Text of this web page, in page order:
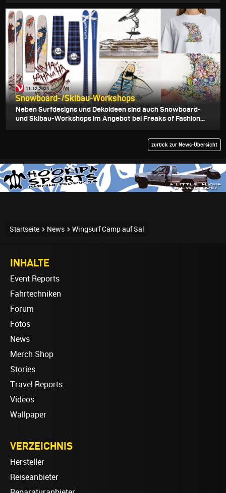
11.12.2024
Snowboard-/Skibau-Workshops
Neben Surfdesigns und Dekoideen sind auch Snowboard-
und Skibau-Workshops im Angebot bei Freaks of Fashion...
zurück zur News-Übersicht
Startseite News Wingsurf Camp auf Sal
INHALTE
Event Reports
Fahrtechniken
Forum
Fotos
News
Merch Shop
Stories
Travel Reports
Videos
Wallpaper
VERZEICHNIS
Hersteller
Reiseanbieter